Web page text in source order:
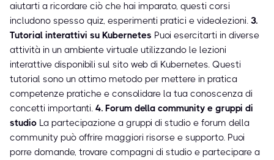
aiutarti a ricordare ciò che hai imparato, questi corsi
includono spesso quiz, esperimenti pratici e videolezioni. 3.
Tutorial interattivi su Kubernetes Puoi esercitarti in diverse
attività in un ambiente virtuale utilizzando le lezioni
interattive disponibili sul sito web di Kubernetes. Questi
tutorial sono un ottimo metodo per mettere in pratica
competenze pratiche e consolidare la tua conoscenza di
concetti importanti. 4. Forum della community e gruppi di
studio La partecipazione a gruppi di studio e forum della
community può offrire maggiori risorse e supporto. Puoi
porre domande, trovare compagni di studio e partecipare a